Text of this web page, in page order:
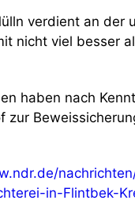
verdient an der
nicht viel besser
haben nach
zur
in-Flintbek-